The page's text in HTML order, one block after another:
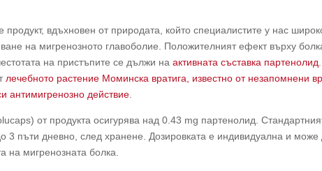
продукт, вдъхновен от природата, който специалистите у нас
на мигренозното главоболие. Положителният ефект върху
на пристъпите се дължи наактивната съставка партенолид
лечебното растение Моминска вратига, известно от незапомнени
антимигренозно действие
от продукта осигурява над 0.43 mg партенолид.
3 пъти дневно, след хранене. Дозировката е индивидуална и може
на мигренозната болка.